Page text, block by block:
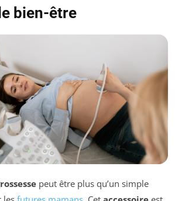
bien-être
peut être plus qu’un simple